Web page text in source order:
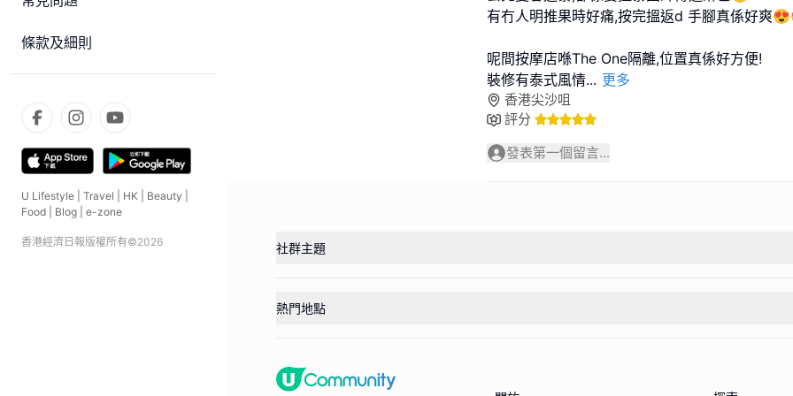
條款及細則
U Lifestyle Travel HK Beauty
Food
Blog e-zone
香港經濟日報版權所有©2026
有冇人明推果時好痛,按完搵返d 手腳真係好爽
呢間按摩店喺The One隔離,位置真係好方便!
裝修有泰式風情... 更多
香港尖沙咀
評分
發表第一個留言...
社群主題
熱門地點